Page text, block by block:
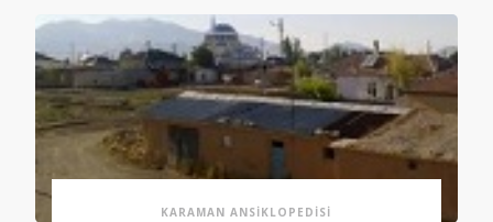
KARAMAN ANSIKLOPEDISI